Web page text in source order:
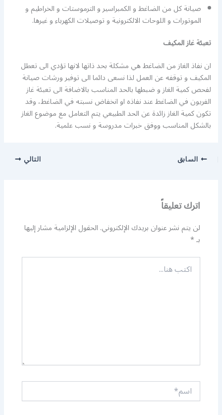
صيانة كل من الضاغط و الكمبراسير و الترموستات و الخراطيم و
الموتورات و اللوحات الالكترونية و توصيلات الكهرباء و غيرها.
تعبئة غاز المكيف
ان نفاذ الغاز من الضاغط هي مشكلة بحد ذاتها لانها تؤدي الى تعطل
المكيف و توقفه عن العمل لذا نسعى دائما الى توفير ورشات صيانة
لفحص كمية الغاز و ضبطها بالحد المناسب بالاضافة الى تعبئة غاز
الفريون في الضاغط عند نفاذه او انخفاض نسبته في الضاغط، وقد
تكون كمية الغاز زائدة عن الحد الطبيعي يتم التعامل مع موضوع الغاز
بالشكل المناسب ووفق خبرات مدروسة و نسب علمية.
السابق التالي
اترك تعليقاً
لن يتم نشر عنوان بريدك الإلكتروني.الحقول الإلزامية مشار إليها
بـ*
اكتب
هنا...
اسم*